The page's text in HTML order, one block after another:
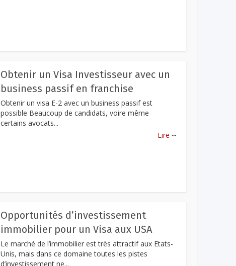
Obtenir un Visa Investisseur avec un
business passif en franchise
Obtenir un visa E-2 avec un business passif est
possible Beaucoup de candidats, voire même
certains avocats...
Lire ...
Opportunités d’investissement
immobilier pour un Visa aux USA
Le marché de l’immobilier est très attractif aux Etats-
Unis, mais dans ce domaine toutes les pistes
d’investissement ne...